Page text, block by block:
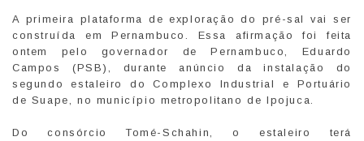
A primeira plataforma de exploração do pré-sal vai ser
construída em Pernambuco. Essa afirmação foi feita
ontem pelo governador de Pernambuco, Eduardo
Campos (PSB), durante anúncio da instalação do
segundo estaleiro do Complexo Industrial e Portuário
de Suape, no município metropolitano de Ipojuca.
Do consórcio Tomé-Schahin, o estaleiro terá